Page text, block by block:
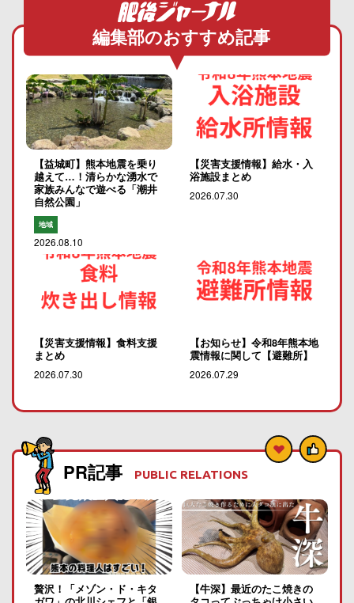
編集部のおすすめ記事
【益城町】熊本地震を乗り
越えて…！清らかな湧水で
家族みんなで遊べる「潮井
自然公園」
地域
2026.08.10
【災害支援情報】給水・入
浴施設まとめ
2026.07.30
【災害支援情報】食料支援
まとめ
2026.07.30
【お知らせ】令和8年熊本地
震情報に関して【避難所】
2026.07.29
PR記事 PUBLIC RELATIONS
贅沢！「メゾン・ド・キタ
【牛深】最近のたこ焼きの